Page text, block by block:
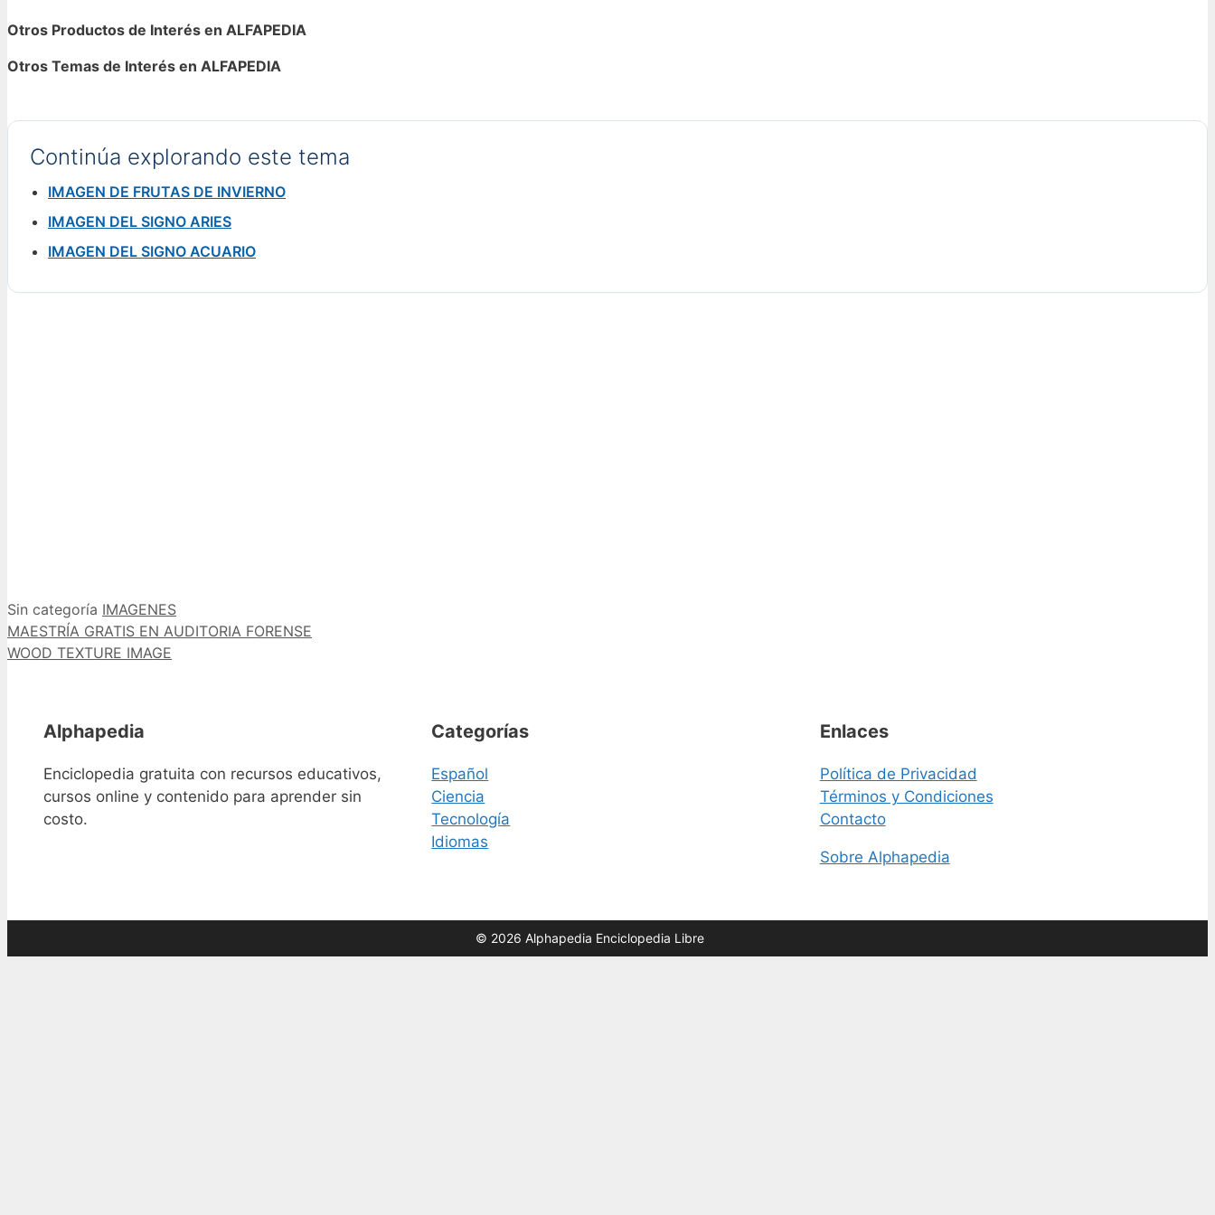
Otros Productos de Interés en ALFAPEDIA
Otros Temas de Interés en ALFAPEDIA
Continúa explorando este tema
IMAGEN DE FRUTAS DE INVIERNO
IMAGEN DEL SIGNO ARIES
IMAGEN DEL SIGNO ACUARIO
Categorías
Sin categoría Etiquetas
IMAGENES
MAESTRÍA GRATIS EN AUDITORIA FORENSE
WOOD TEXTURE IMAGE
Alphapedia
Enciclopedia gratuita con recursos educativos,
cursos online y contenido para aprender sin
costo.
Categorías
Español
Ciencia
Tecnología
Idiomas
Enlaces
Política de Privacidad
Términos y Condiciones
Contacto
Sobre Alphapedia